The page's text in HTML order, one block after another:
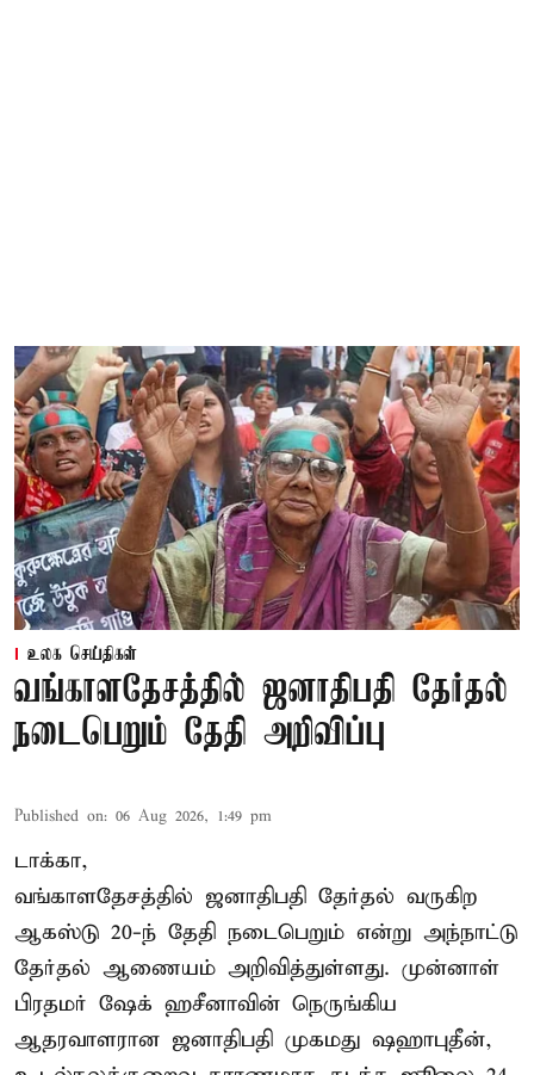
உலக செய்திகள்
வங்காளதேசத்தில் ஜனாதிபதி தேர்தல்
நடைபெறும் தேதி அறிவிப்பு
Published on: 06 Aug 2026, 1:49 pm
டாக்கா,
வங்காளதேசத்தில் ஜனாதிபதி தேர்தல் வருகிற
ஆகஸ்டு 20-ந் தேதி நடைபெறும் என்று அந்நாட்டு
தேர்தல் ஆணையம் அறிவித்துள்ளது. முன்னாள்
பிரதமர் ஷேக் ஹசீனாவின் நெருங்கிய
ஆதரவாளரான ஜனாதிபதி முகமது ஷஹாபுதீன்,